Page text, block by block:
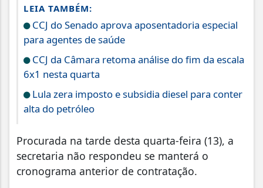
LEIA TAMBÉM:
CCJ do Senado aprova aposentadoria especial
para agentes de saúde
CCJ da Câmara retoma análise do fim da escala
6x1 nesta quarta
Lula zera imposto e subsidia diesel para conter
alta do petróleo
Procurada na tarde desta quarta-feira (13), a
secretaria não respondeu se manterá o
cronograma anterior de contratação.